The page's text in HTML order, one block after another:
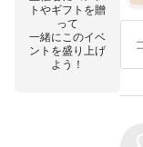
トやギフトを贈
って
一緒にこのイベ
ントを盛り上げ
よう！